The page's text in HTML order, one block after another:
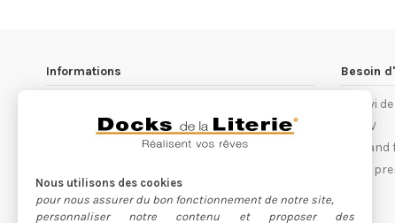
Informations
Notre philosophie
Conditions générales de ventes
Devenez franchisé
Nos partenaires
Besoin
Suivi
S.A.V
Les
Nous utilisons des cookies
pour nous assurer du bon fonctionnement de notre site,
personnaliser notre contenu et proposer des